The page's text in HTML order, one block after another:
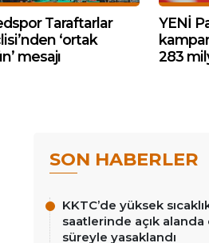
Taraftarlar
‘ortak
mesajı
YENİ
283
SON HABERLER
KKTC’de yüksek
saatlerinde açık alanda
süreyle yasaklandı